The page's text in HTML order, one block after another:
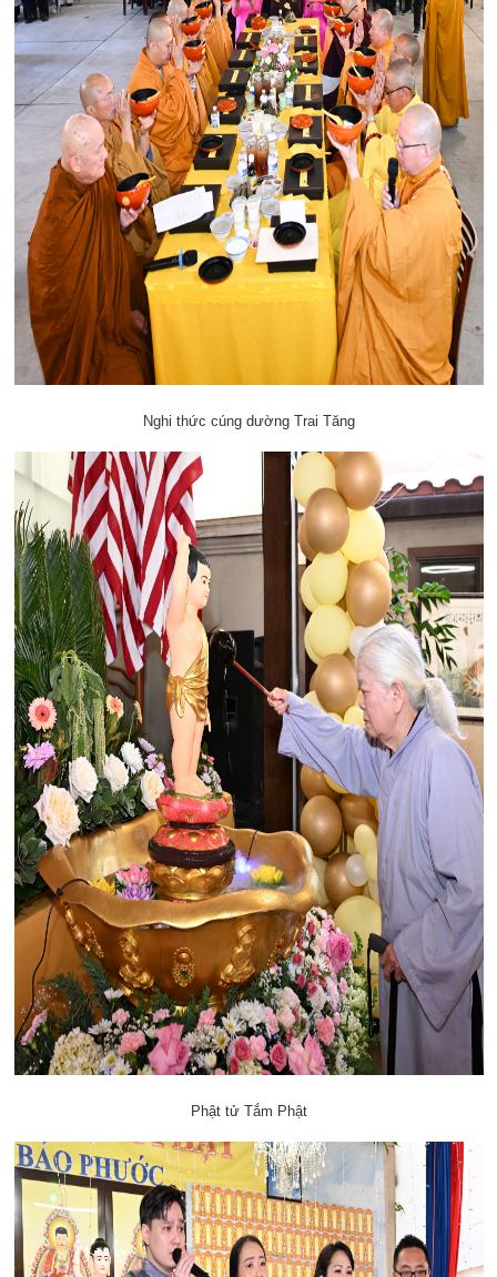
Nghi thức cúng dường Trai Tăng
Phật tử Tắm Phật